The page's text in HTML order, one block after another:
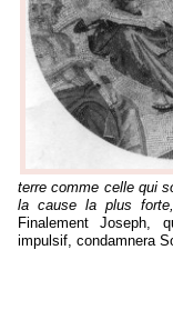
terre comme celle qui
la cause la plus
Finalement Joseph,
impulsif, condamnera